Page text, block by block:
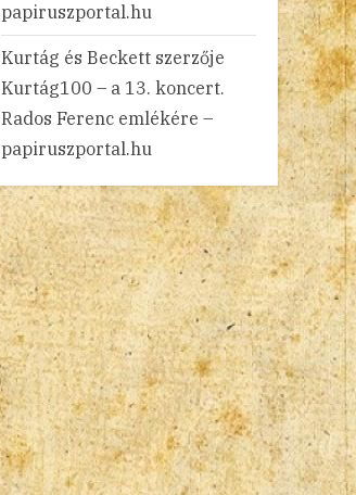
papiruszportal.hu
Kurtág és Beckett szerzője
Kurtág100 – a 13. koncert.
Rados Ferenc emlékére –
papiruszportal.hu